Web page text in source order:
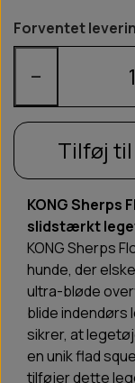
Forventet
−
Tilføj
KONG Sherps
slidstærkt
KONG Sherps
hunde, der
ultra-bløde
blide indendørs
sikrer, at
en unik flad
tilføjer dette